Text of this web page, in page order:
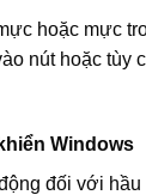
hoặc mực
nút hoặc tùy
Windows
đối với hầu